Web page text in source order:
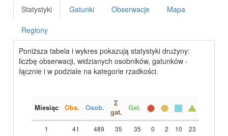
Statystyki Gatunki Obserwacje Mapa
Regiony
Poniższa tabela i wykres pokazują statystyki drużyny:
liczbę obserwacji, widzianych osobników, gatunków -
łącznie i w podziale na kategorie rzadkości.
Miesiąc Obs. Osob.
Σ
gat.
Gat.
1 41 489 35 35 0 2 10
23